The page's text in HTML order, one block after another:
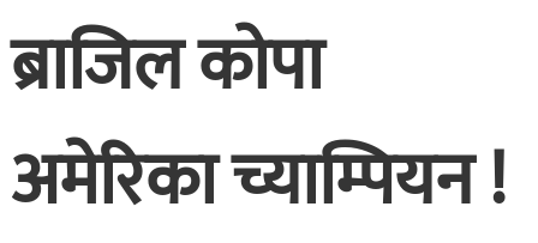
ब्राजिल कोपा
अमेरिका च्याम्पियन !